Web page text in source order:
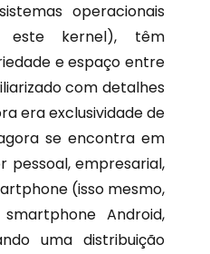
operacionais
este kernel), têm
e espaço entre
com detalhes
era exclusividade de
se encontra em
pessoal, empresarial,
(isso mesmo,
Android,
uma distribuição